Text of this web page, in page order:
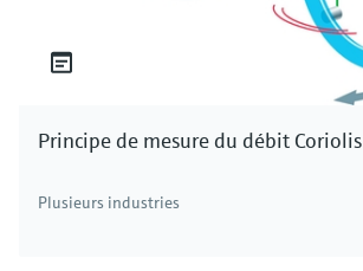
Principe de mesure du débit Coriolis
Plusieurs industries